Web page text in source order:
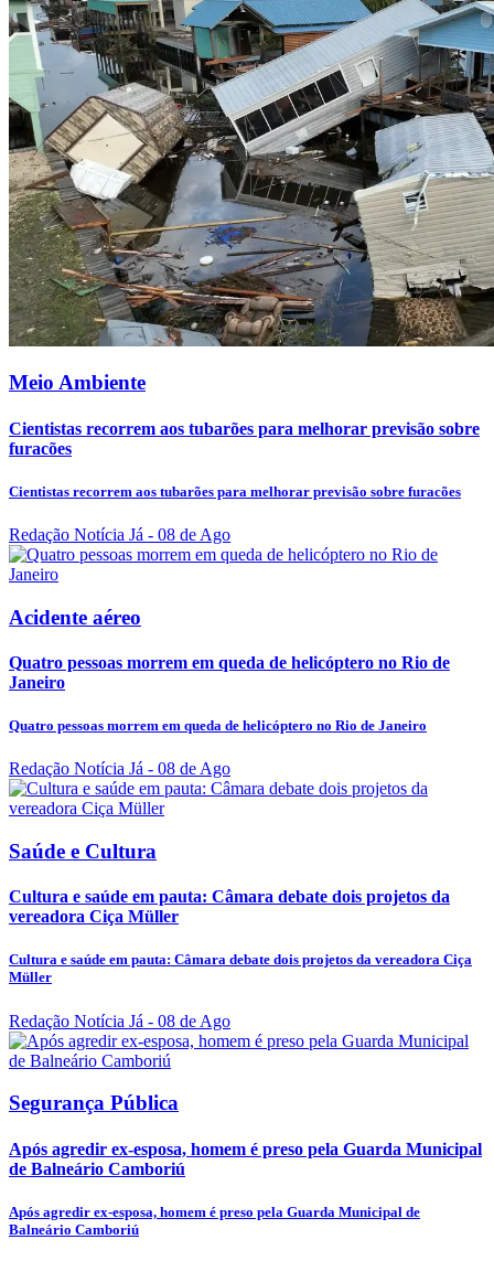
Meio Ambiente
Cientistas recorrem aos tubarões para melhorar previsão sobre
furacões
Cientistas recorrem aos tubarões para melhorar previsão sobre furacões
Redação Notícia Já - 08 de Ago
Acidente aéreo
Quatro pessoas morrem em queda de helicóptero no Rio de
Janeiro
Quatro pessoas morrem em queda de helicóptero no Rio de Janeiro
Redação Notícia Já - 08 de Ago
Saúde e Cultura
Cultura e saúde em pauta: Câmara debate dois projetos da
vereadora Ciça Müller
Cultura e saúde em pauta: Câmara debate dois projetos da vereadora Ciça
Müller
Redação Notícia Já - 08 de Ago
Segurança Pública
Após agredir ex-esposa, homem é preso pela Guarda Municipal
de Balneário Camboriú
Após agredir ex-esposa, homem é preso pela Guarda Municipal de
Balneário Camboriú